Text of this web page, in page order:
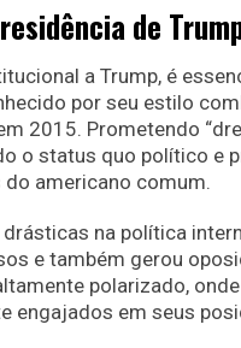
de
a Trump, é
por seu estilo
2015. Prometendo
o status quo político e
americano comum.
na política
e também gerou
polarizado,
engajados em seus